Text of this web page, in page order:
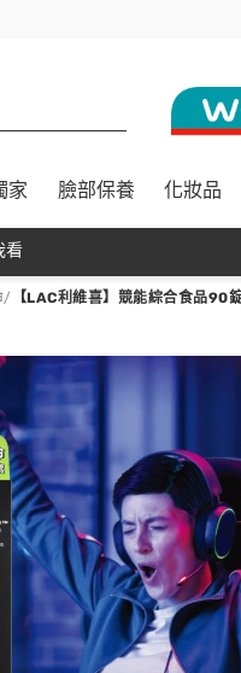
家 臉部保養 化妝品
看
/ 【LAC利維喜】競能綜合食品